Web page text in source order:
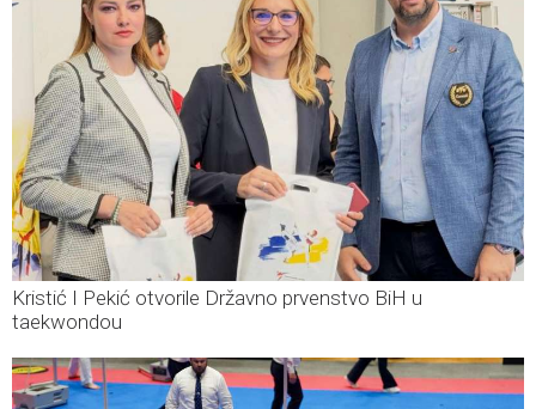
Kristić I Pekić otvorile Državno prvenstvo BiH u
taekwondou